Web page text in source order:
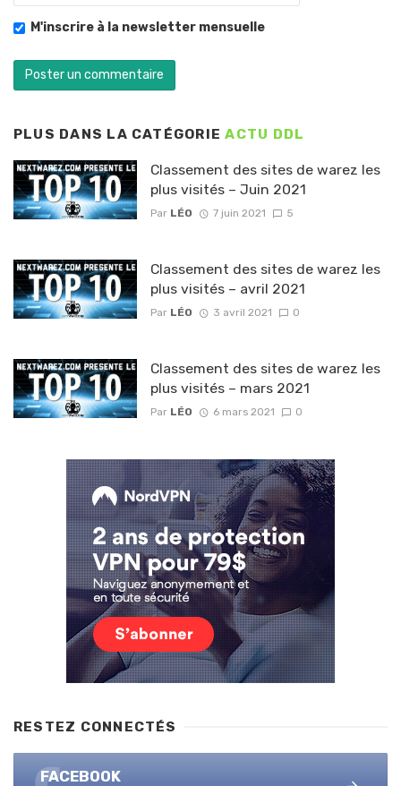
M'inscrire à la newsletter mensuelle
PLUS DANS LA CATÉGORIEACTU DDL
Classement des sites de warez les
plus visités – Juin 2021
Par LÉO 7 juin 2021 5
Classement des sites de warez les
plus visités – avril 2021
Par LÉO 3 avril 2021 0
Classement des sites de warez les
plus visités – mars 2021
Par LÉO 6 mars 2021 0
RESTEZ CONNECTÉS
FACEBOOK